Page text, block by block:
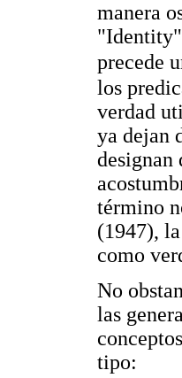
manera
precede
los
verdad
ya dejan
designan
término
(1947),
como
No
las
tipo: